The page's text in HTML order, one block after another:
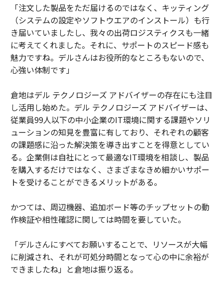
「注文した製品をただ届けるのではなく、キッティング
（システムの設定やソフトウエアのインストール）も行
き届いていましたし、我々の出荷ロジスティクスも一緒
に考えてくれました。それに、サポートのスピード感も
魅力ですね。デルさんはお役所的なところもないので、
心強い体制です」
倉地はデル テクノロジーズ アドバイザーの存在にも注目
し活用し始めた。デル テクノロジーズ アドバイザーは、
従業員99人以下の中小企業のIT環境に関する課題やソリ
ューションの知見を豊富に有しており、それぞれの顧客
の課題感に沿った解決策を導き出すことを得意としてい
る。企業側は自社にとって最適なIT環境を相談し、製品
を購入するだけではなく、さまざまなきめ細かいサポー
トを受けることができるメリットがある。
かつては、周辺機器、追加ボード等のチップセットの動
作検証や相性確認に関しては時間を要していた。
「デルさんにすべてお願いすることで、リソースが大幅
に削減され、それが可処分時間となって心の中に余裕が
できましたね」と倉地は振り返る。